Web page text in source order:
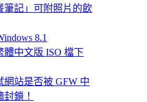
筆記」可附照片的飲
8.1
體中文版 ISO 檔下
網站是否被 GFW 中
鎖！